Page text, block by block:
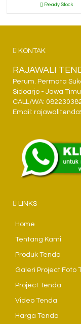
Ready Stock
KONTAK
RAJAWALI
Perum. Permata
Sidoarjo - Jawa
CALL/WA:
Email:
LINKS
Home
Tentang Kami
Produk Tenda
Galeri Project Foto
Project Tenda
Video Tenda
Harga Tenda